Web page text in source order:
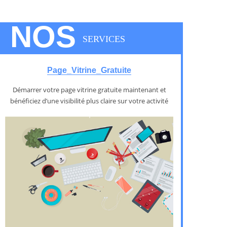
NOS SERVICES
Page_Vitrine_Gratuite
Démarrer votre page vitrine gratuite maintenant et
bénéficiez d’une visibilité plus claire sur votre activité
1